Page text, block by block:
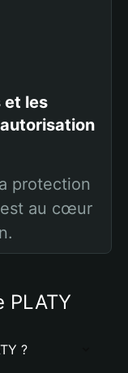
et les
protection
au cœur
?